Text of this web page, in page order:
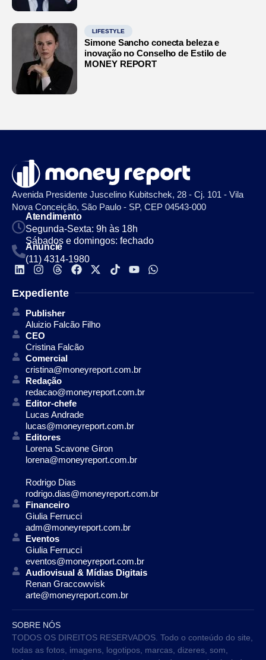
LIFESTYLE
Simone Sancho conecta beleza e
inovação no Conselho de Estilo de
MONEY REPORT
Avenida Presidente Juscelino Kubitschek, 28 - Cj. 101 - Vila
Nova Conceição, São Paulo - SP, CEP 04543-000
Atendimento
Segunda-Sexta: 9h às 18h
Sábados e domingos: fechado
Anuncie
(11) 4314-1980
Expediente
Publisher
Aluizio Falcão Filho
CEO
Cristina Falcão
Comercial
cristina@moneyreport.com.br
Redação
redacao@moneyreport.com.br
Editor-chefe
Lucas Andrade
lucas@moneyreport.com.br
Editores
Lorena Scavone Giron
lorena@moneyreport.com.br
Rodrigo Dias
rodrigo.dias@moneyreport.com.br
Financeiro
Giulia Ferrucci
adm@moneyreport.com.br
Eventos
Giulia Ferrucci
eventos@moneyreport.com.br
Audiovisual & Mídias Digitais
Renan Graccowvisk
arte@moneyreport.com.br
SOBRE NÓS
TODOS OS DIREITOS RESERVADOS. Todo o conteúdo do site,
todas as fotos, imagens, logotipos, marcas, dizeres, som,